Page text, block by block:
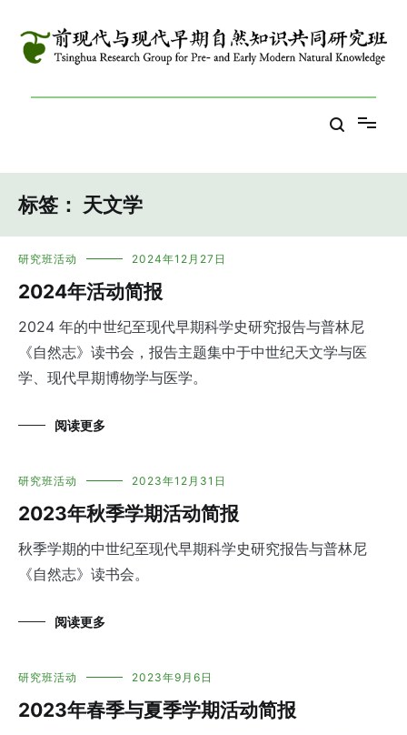
前现代与现代早期自然知识共同研究班
标签： 天文学
研究班活动 2024年12月27日
2024年活动简报
2024 年的中世纪至现代早期科学史研究报告与普林尼
《自然志》读书会，报告主题集中于中世纪天文学与医
学、现代早期博物学与医学。
阅读更多
研究班活动 2023年12月31日
2023年秋季学期活动简报
秋季学期的中世纪至现代早期科学史研究报告与普林尼
《自然志》读书会。
阅读更多
研究班活动 2023年9月6日
2023年春季与夏季学期活动简报